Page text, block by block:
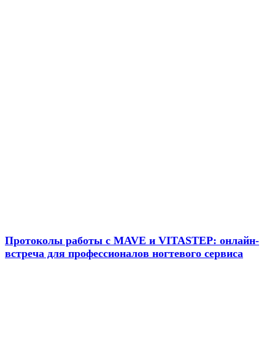
Протоколы работы с MAVE и VITASTEP: онлайн-
встреча для профессионалов ногтевого сервиса